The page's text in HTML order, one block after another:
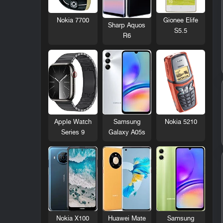
Gionee Elife
S5.5
Sharp Aquos
R6
Nokia 7700
Nokia 5210
Samsung
Galaxy A05s
Apple Watch
Series 9
Samsung
Huawei Mate
Nokia X100